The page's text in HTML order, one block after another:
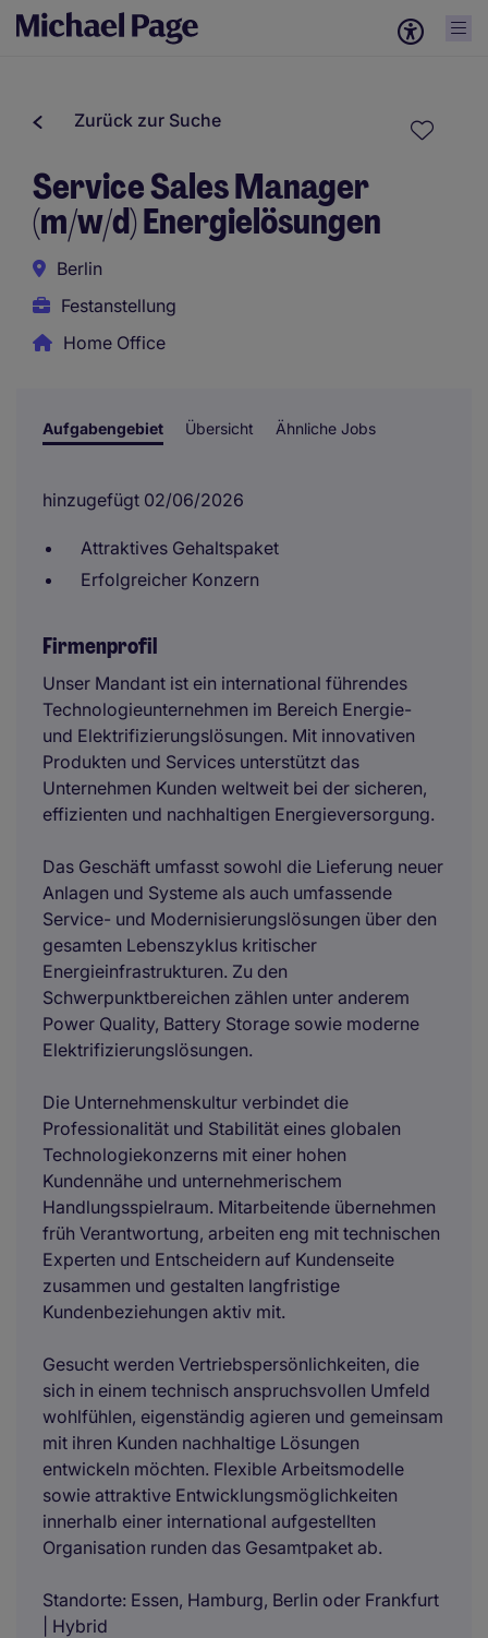
Zurück zur Suche
Service Sales Manager
(m/w/d) Energielösungen
Berlin
Festanstellung
Home Office
Aufgabengebiet Übersicht Ähnliche Jobs
hinzugefügt 02/06/2026
Attraktives Gehaltspaket
Erfolgreicher Konzern
Firmenprofil
Unser Mandant ist ein international führendes
Technologieunternehmen im Bereich Energie-
und Elektrifizierungslösungen. Mit innovativen
Produkten und Services unterstützt das
Unternehmen Kunden weltweit bei der sicheren,
effizienten und nachhaltigen Energieversorgung.
Das Geschäft umfasst sowohl die Lieferung neuer
Anlagen und Systeme als auch umfassende
Service- und Modernisierungslösungen über den
gesamten Lebenszyklus kritischer
Energieinfrastrukturen. Zu den
Schwerpunktbereichen zählen unter anderem
Power Quality, Battery Storage sowie moderne
Elektrifizierungslösungen.
Die Unternehmenskultur verbindet die
Professionalität und Stabilität eines globalen
Technologiekonzerns mit einer hohen
Kundennähe und unternehmerischem
Handlungsspielraum. Mitarbeitende übernehmen
früh Verantwortung, arbeiten eng mit technischen
Experten und Entscheidern auf Kundenseite
zusammen und gestalten langfristige
Kundenbeziehungen aktiv mit.
Gesucht werden Vertriebspersönlichkeiten, die
sich in einem technisch anspruchsvollen Umfeld
wohlfühlen, eigenständig agieren und gemeinsam
mit ihren Kunden nachhaltige Lösungen
entwickeln möchten. Flexible Arbeitsmodelle
sowie attraktive Entwicklungsmöglichkeiten
innerhalb einer international aufgestellten
Organisation runden das Gesamtpaket ab.
Standorte: Essen, Hamburg, Berlin oder Frankfurt
| Hybrid